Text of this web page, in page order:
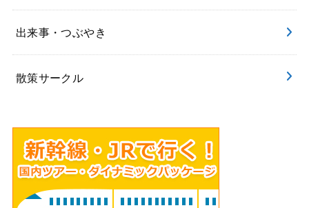
出来事・つぶやき
散策サークル